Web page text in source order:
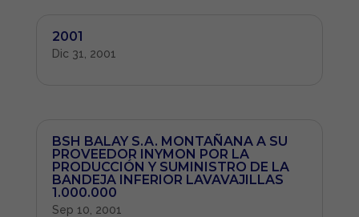
2001
Dic 31, 2001
BSH BALAY S.A. MONTAÑANA A SU
PROVEEDOR INYMON POR LA
PRODUCCIÓN Y SUMINISTRO DE LA
BANDEJA INFERIOR LAVAVAJILLAS
1.000.000
Sep 10, 2001